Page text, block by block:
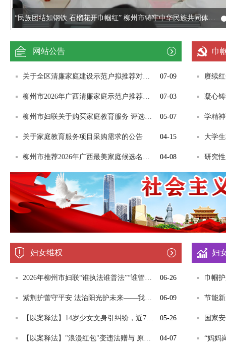
“民族团结如钢铁 石榴花开巾帼红” 柳州市铸牢中华民族共同体意识“桂姐姐”巡回大宣讲启动
网站公告
关于全区清廉家庭建设示范户拟推荐对象的公示 07-09
柳州市2026年广西清廉家庭示范户推荐名单公示 07-03
柳州市妇联关于购买家庭教育服务 评选结果公告 05-07
关于家庭教育服务项目采购需求的公告 04-15
柳州市推荐2026年广西最美家庭候选名单公示 04-08
巾
妇女维权
2026年柳州市妇联“谁执法谁普法”“谁管理谁普法”“谁服务谁普法” 任务措施清单 06-26
紫荆护蕾守平安 法治阳光护未来——我市举办普法宣传进校园活动 06-09
【以案释法】14岁少女文身引纠纷，近77万天价清洗费谁买单？ 05-26
【以案释法】"浪漫红包"变违法赠与 原配诉第三者返还财产案法院判了 04-07
妇